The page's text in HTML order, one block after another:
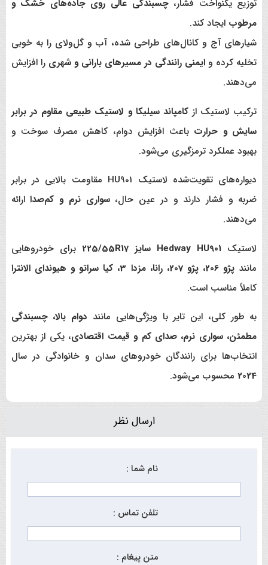
توزیع یکنواخت فشار،چسبندگی عالی روی جاده‌های خشک و
مرطوب ایجاد کند.
شیارهای آج و کانال‌های طراحی شده، آب و گل‌ولای را به خوبی
تخلیه کرده و ایمنی رانندگی در مسیرهای بارانی و شهری را افزایش
می‌دهند.
ترکیب لاستیک ازکامپاند سیلیکا و لاستیک طبیعی مقاوم در برابر
سایش و حرارت باعث افزایش دوام، کاهش مصرف سوخت و
بهبود عملکرد ترمزگیری می‌شود.
دیواره‌های تقویت‌شده لاستیک HU901 مقاومت بالایی در برابر
ضربه و فشار دارند و در عین حال،سواری نرم و کم‌صداارائه
می‌دهند.
لاستیک Hedway HU901 سایز 225/55R17
برای خودروهایی
مانند پژو 206، پژو 207، رانا، مزدا 3، کیا سراتو و هیوندای الانترا
کاملاً مناسب است.
به طور کلی، این تایر با ویژگی‌هایی مانند دوام بالا، چسبندگی
مطمئن، سواری نرم، صدای کم و قیمت اقتصادی، یکی از بهترین
انتخاب‌ها برای رانندگان خودروهای سدان و خانوادگی در سال
2024محسوب می‌شود.
ارسال نظر
نام شما :
تلفن تماس :
متن پیغام :